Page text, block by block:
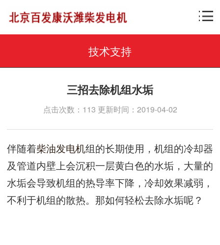
技术支持
三招去除机组水垢
点击次数：113 更新时间：2019-04-02
伴随着柴油发电机组的长期使用，机组的冷却器
及管道内壁上会沉积一层黄白色的水垢，大量的
水垢会导致机组的热导率下降，冷却效果减弱，
不利于机组的散热。那如何轻松去除水垢呢？